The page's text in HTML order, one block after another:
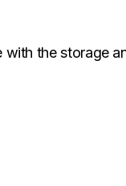
with the storage